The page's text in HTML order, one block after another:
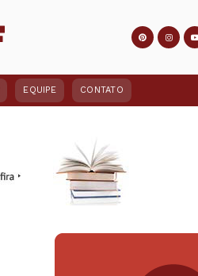
EQUIPE CONTATO